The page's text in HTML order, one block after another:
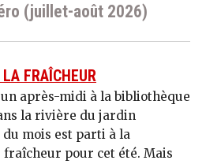
(juillet-août 2026)
FRAÎCHEUR
après-midi à la bibliothèque
la rivière du jardin
du mois est parti à la
fraîcheur pour cet été. Mais